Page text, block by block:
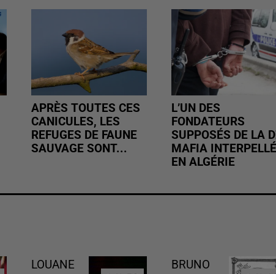
APRÈS TOUTES CES
CANICULES, LES
REFUGES DE FAUNE
SAUVAGE SONT...
L’UN DES
FONDATEURS
SUPPOSÉS DE LA
MAFIA INTERPELLÉ
EN ALGÉRIE
LOUANE
BRUNO